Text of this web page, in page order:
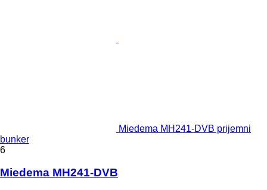
Miedema MH241-DVB prijemni
bunker
6
Miedema MH241-DVB